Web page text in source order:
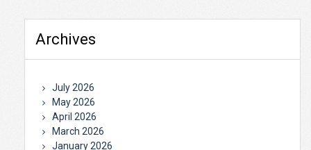
Archives
July 2026
May 2026
April 2026
March 2026
January 2026